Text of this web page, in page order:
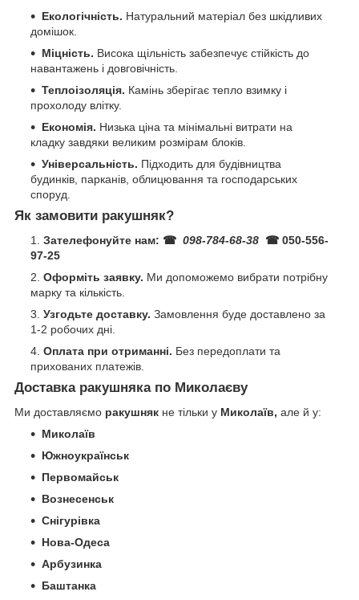
Екологічність. Натуральний матеріал без шкідливих
домішок.
Міцність. Висока щільність забезпечує стійкість до
навантажень і довговічність.
Теплоізоляція. Камінь зберігає тепло взимку і
прохолоду влітку.
Економія. Низька ціна та мінімальні витрати на
кладку завдяки великим розмірам блоків.
Універсальність. Підходить для будівництва
будинків, парканів, облицювання та господарських
споруд.
Як замовити ракушняк?
Зателефонуйте нам: ☎ 098-784-68-38 ☎ 050-556-
97-25
Оформіть заявку. Ми допоможемо вибрати потрібну
марку та кількість.
Узгодьте доставку. Замовлення буде доставлено за
1-2 робочих дні.
Оплата при отриманні. Без передоплати та
прихованих платежів.
Доставка ракушняка по Миколаєву
Ми доставляємо ракушняк не тільки у Миколаїв, але й у:
Миколаїв
Южноукраїнськ
Первомайськ
Вознесенськ
Снігурівка
Нова-Одеса
Арбузинка
Баштанка